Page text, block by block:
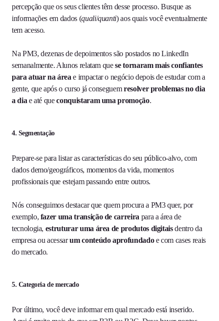
percepção que os seus clientes têm desse processo. Busque as
informações em dados (quali/quanti) aos quais você eventualmente
tem acesso.
Na PM3, dezenas de depoimentos são postados no LinkedIn
semanalmente. Alunos relatam quese tornaram mais confiantes
para atuar na área e impactar o negócio depois de estudar com a
gente, que após o curso já conseguemresolver problemas no dia
a dia e até queconquistaram uma promoção.
4. Segmentação
Prepare-se para listar as características do seu público-alvo, com
dados demo/geográficos, momentos da vida, momentos
profissionais que estejam passando entre outros.
Nós conseguimos destacar que quem procura a PM3 quer, por
exemplo, fazer uma transição de carreira para a área de
tecnologia, estruturar uma área de produtos digitaisdentro da
empresa ou acessarum conteúdo aprofundadoe com cases reais
do mercado.
5. Categoria de mercado
Por último, você deve informar em qual mercado está inserido.